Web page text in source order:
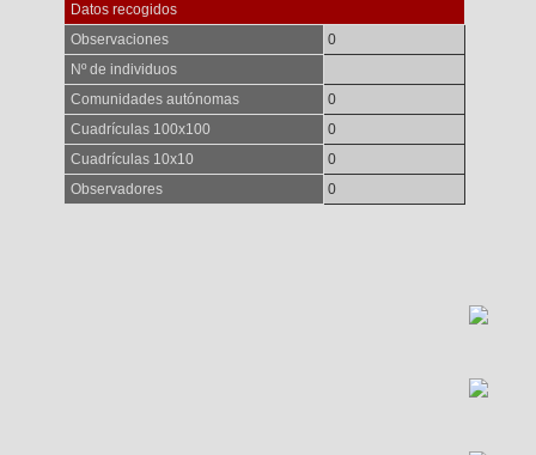
Datos recogidos
Observaciones
0
Nº de individuos
Comunidades autónomas
0
Cuadrículas 100x100
0
Cuadrículas 10x10
0
Observadores
0